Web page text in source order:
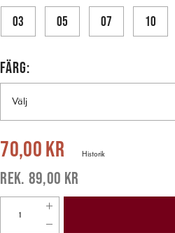
03 05 07 10
FÄRG:
Välj
Nuvarande pris:
70,00 kr
89,00 kr
Historik